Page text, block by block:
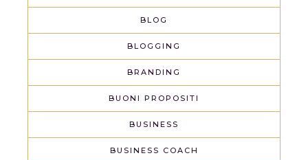
BLOG
BLOGGING
BRANDING
BUONI PROPOSITI
BUSINESS
BUSINESS COACH